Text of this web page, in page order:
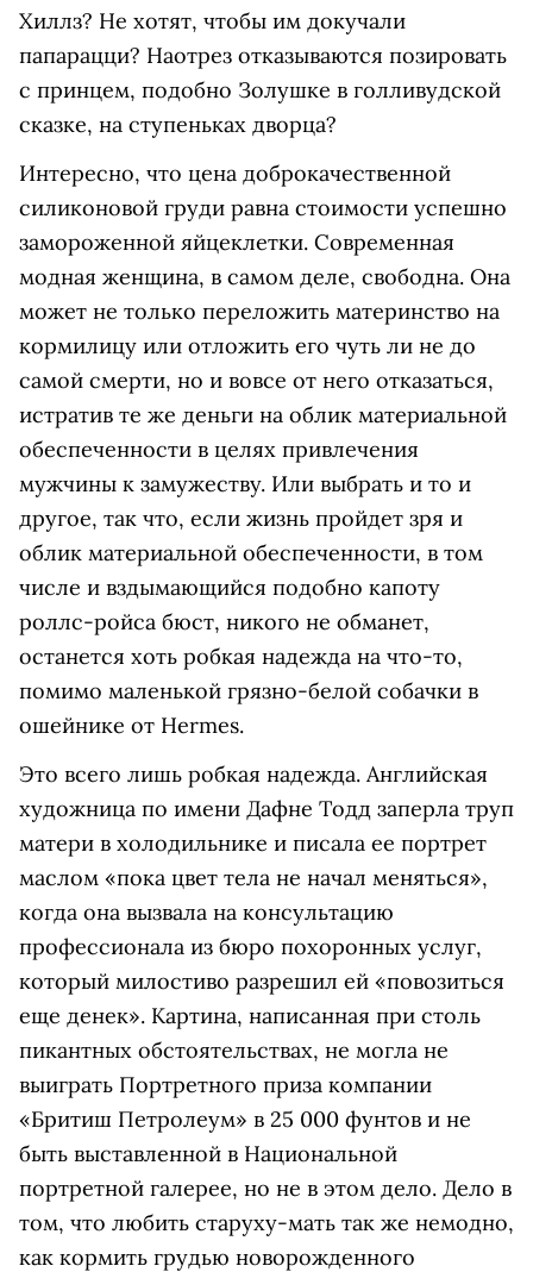
Хиллз? Не хотят, чтобы им докучали
папарацци? Наотрез отказываются позировать
с принцем, подобно Золушке в голливудской
сказке, на ступеньках дворца?
Интересно, что цена доброкачественной
силиконовой груди равна стоимости успешно
замороженной яйцеклетки. Современная
модная женщина, в самом деле, свободна. Она
может не только переложить материнство на
кормилицу или отложить его чуть ли не до
самой смерти, но и вовсе от него отказаться,
истратив те же деньги на облик материальной
обеспеченности в целях привлечения
мужчины к замужеству. Или выбрать и то и
другое, так что, если жизнь пройдет зря и
облик материальной обеспеченности, в том
числе и вздымающийся подобно капоту
роллс-ройса бюст, никого не обманет,
останется хоть робкая надежда на что-то,
помимо маленькой грязно-белой собачки в
ошейнике от Hermes.
Это всего лишь робкая надежда. Английская
художница по имени Дафне Тодд заперла труп
матери в холодильнике и писала ее портрет
маслом «пока цвет тела не начал меняться»,
когда она вызвала на консультацию
профессионала из бюро похоронных услуг,
который милостиво разрешил ей «повозиться
еще денек». Картина, написанная при столь
пикантных обстоятельствах, не могла не
выиграть Портретного приза компании
«Бритиш Петролеум» в 25 000 фунтов и не
быть выставленной в Национальной
портретной галерее, но не в этом дело. Дело в
том, что любить старуху-мать так же немодно,
как кормить грудью новорожденного